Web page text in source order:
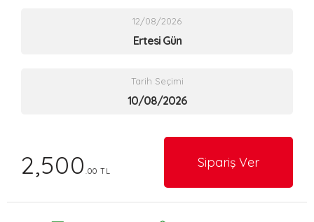
12/08/2026
Ertesi Gün
Tarih Seçimi
2,500 .00 TL
Sipariş Ver